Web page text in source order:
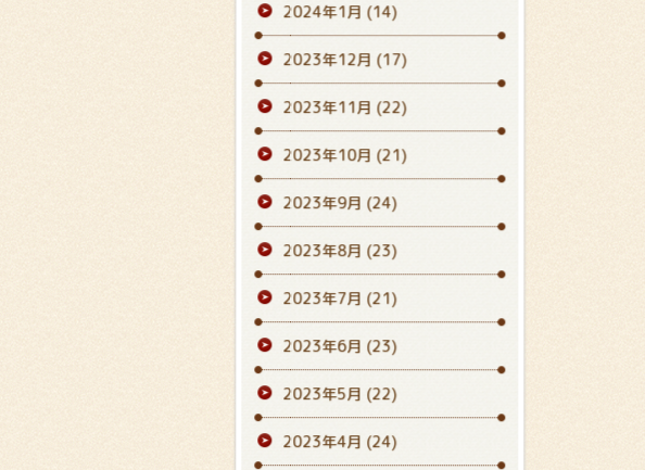
2024年1月 (14)
2023年12月 (17)
2023年11月 (22)
2023年10月 (21)
2023年9月 (24)
2023年8月 (23)
2023年7月 (21)
2023年6月 (23)
2023年5月 (22)
2023年4月 (24)